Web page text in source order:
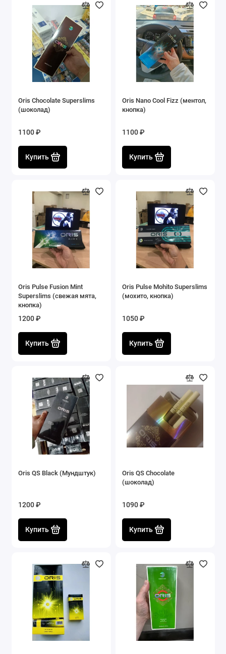
Oris Chocolate Superslims
(шоколад)
1100 ₽
Купить
Oris Nano Cool Fizz (ментол,
кнопка)
1100 ₽
Купить
Oris Pulse Fusion Mint
Superslims (свежая мята,
кнопка)
1200 ₽
Купить
Oris Pulse Mohito Superslims
(мохито, кнопка)
1050 ₽
Купить
Oris QS Black (Мундштук)
1200 ₽
Купить
Oris QS Chocolate
(шоколад)
1090 ₽
Купить